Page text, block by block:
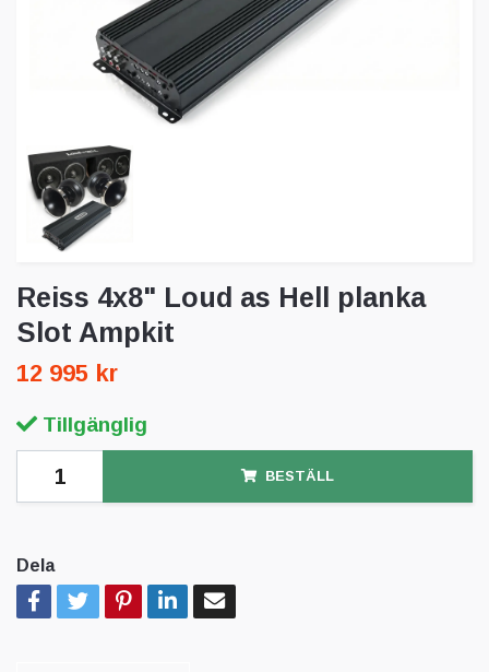
Reiss 4x8" Loud as Hell planka
Slot Ampkit
12 995 kr
Tillgänglig
BESTÄLL
Dela